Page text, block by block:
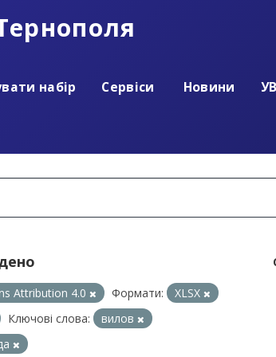
набір Сервіси Новини
Attribution 4.0 Формати:
XLSX
Ключові слова:
вилов